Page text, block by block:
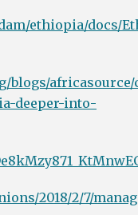
ethiopia/docs/
blogs/
deeper-into-
2018/2/7/